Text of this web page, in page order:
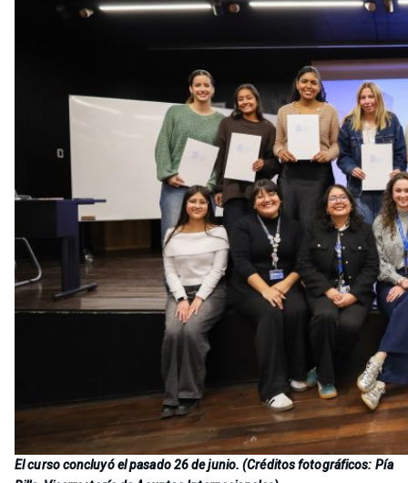
El curso concluyó el pasado 26 de junio. (Créditos fotográficos: Pía